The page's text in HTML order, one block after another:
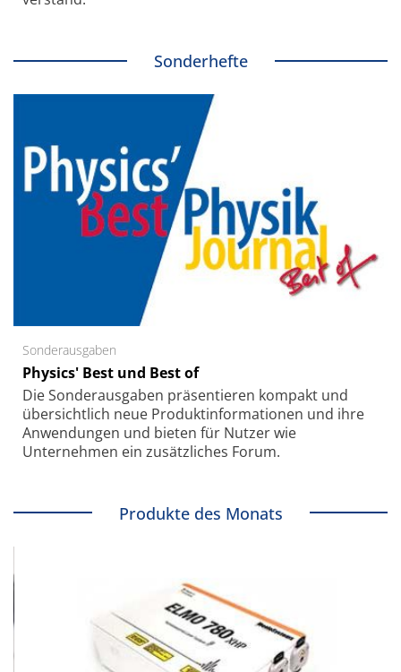
Sonderhefte
Sonderausgaben
Physics' Best und Best of
Die Sonder­ausgaben präsentieren kompakt und
übersichtlich neue Produkt­informationen und ihre
Anwendungen und bieten für Nutzer wie
Unternehmen ein zusätzliches Forum.
Produkte des Monats